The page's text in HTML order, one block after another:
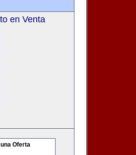
en Venta
Oferta